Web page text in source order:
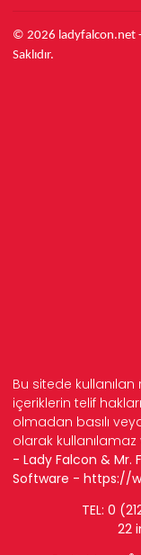
© 2026 ladyfalcon.net -
Saklıdır.
Bu sitede
içeriklerin telif
olmadan basılı
olarak
- Lady Falcon & Mr.
Software - https://
TEL: 0
22